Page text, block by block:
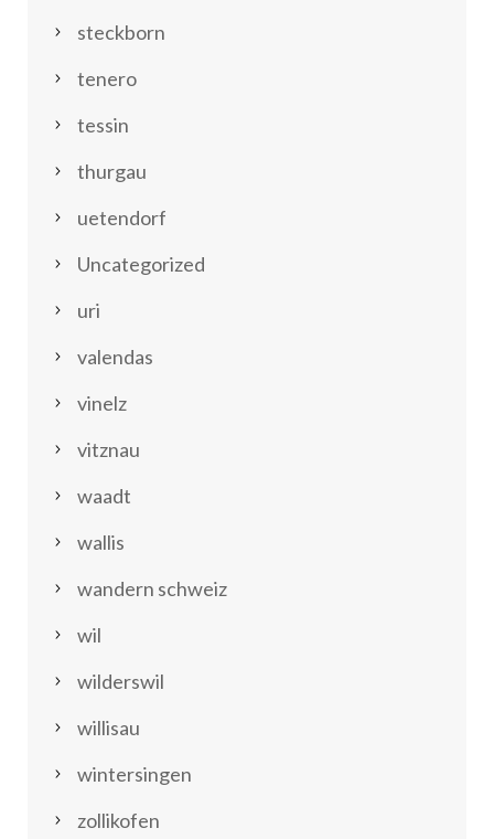
steckborn
tenero
tessin
thurgau
uetendorf
Uncategorized
uri
valendas
vinelz
vitznau
waadt
wallis
wandern schweiz
wil
wilderswil
willisau
wintersingen
zollikofen